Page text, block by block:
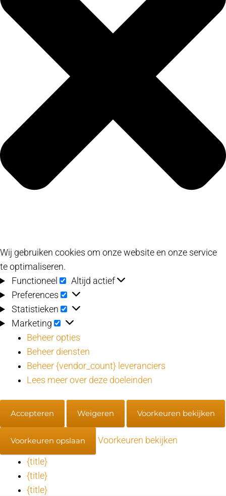
Wij gebruiken cookies om onze website en onze service
te optimaliseren.
Functioneel
Functioneel
Altijd actief
Preferences
Preferences
Statistieken Statistieken
Marketing Marketing
Beheer opties
Beheer diensten
Beheer {vendor_count} leveranciers
Lees meer over deze doeleinden
Accepteren Weigeren Voorkeuren bekijken
Voorkeuren opslaan Voorkeuren bekijken
{title}
{title}
{title}